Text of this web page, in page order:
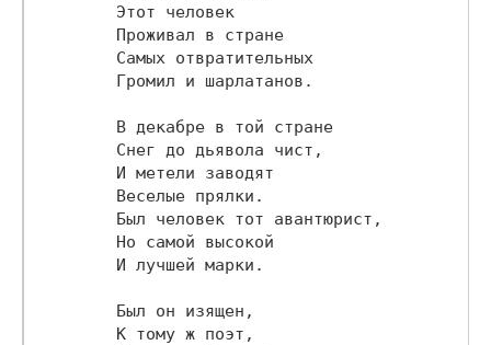
        Этот человек
        Проживал в стране
        Самых отвратительных
        Громил и шарлатанов.
        В декабре в той стране
        Снег до дьявола чист,
        И метели заводят
        Веселые прялки.
        Был человек тот авантюрист,
        Но самой высокой
        И лучшей марки.
        Был он изящен,
        К тому ж поэт,